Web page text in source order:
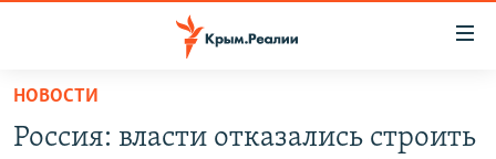
Вернуться
основному
НОВОСТИ
Россия: власти отказались строить